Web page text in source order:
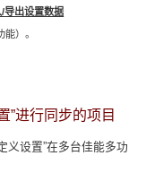
/导出设置数据
）。
”进行同步的项目
义设置”在多台佳能多功